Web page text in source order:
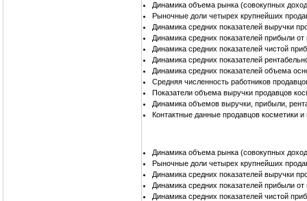
Динамика объема рынка (совокупных
Рыночные доли четырех крупнейших
Динамика средних показателей выручки
Динамика средних показателей прибыли
Динамика средних показателей чистой
Динамика средних показателей
Динамика средних показателей объема
Средняя численность работников
Показатели объема выручки продавцов
Динамика объемов выручки, прибыли,
Контактные данные продавцов косметики
Динамика объема рынка (совокупных
Рыночные доли четырех крупнейших
Динамика средних показателей выручки
Динамика средних показателей прибыли
Динамика средних показателей чистой